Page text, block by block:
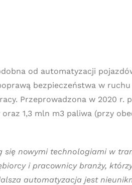
od automatyzacji
bezpieczeństwa w
Przeprowadzona w 2020 r.
1,3 mln m3 paliwa (przy
się nowymi technologiami w
i pracownicy branży,
automatyzacja jest